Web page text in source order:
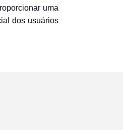
uma
dos usuários